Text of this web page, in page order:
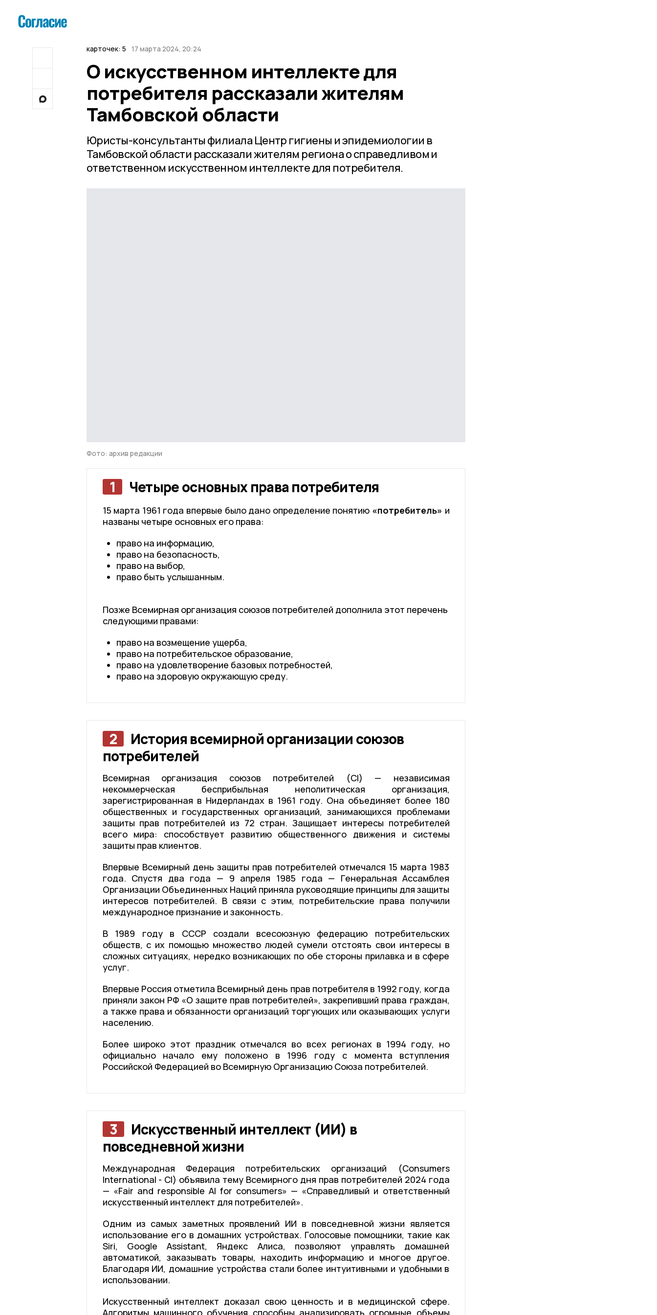
карточек: 5 17 марта 2024, 20:24
О искусственном интеллекте для
потребителя рассказали жителям
Тамбовской области
Юристы-консультанты филиала Центр гигиены и эпидемиологии в
Тамбовской области рассказали жителям региона о справедливом и
ответственном искусственном интеллекте для потребителя.
Фото: архив редакции
1 Четыре основных права потребителя
15 марта 1961 года впервые было дано определение понятию «потребитель» и
названы четыре основных его права:
право на информацию,
право на безопасность,
право на выбор,
право быть услышанным.
Позже Всемирная организация союзов потребителей дополнила этот перечень
следующими правами:
право на возмещение ущерба,
право на потребительское образование,
право на удовлетворение базовых потребностей,
право на здоровую окружающую среду.
2
История всемирной организации союзов
потребителей
Всемирная организация союзов потребителей (CI) — независимая
некоммерческая бесприбыльная неполитическая организация,
зарегистрированная в Нидерландах в 1961 году. Она объединяет более 180
общественных и государственных организаций, занимающихся проблемами
защиты прав потребителей из 72 стран. Защищает интересы потребителей
всего мира: способствует развитию общественного движения и системы
защиты прав клиентов.
Впервые Всемирный день защиты прав потребителей отмечался 15 марта 1983
года. Спустя два года — 9 апреля 1985 года — Генеральная Ассамблея
Организации Объединенных Наций приняла руководящие принципы для защиты
интересов потребителей. В связи с этим, потребительские права получили
международное признание и законность.
В 1989 году в СССР создали всесоюзную федерацию потребительских
обществ, с их помощью множество людей сумели отстоять свои интересы в
сложных ситуациях, нередко возникающих по обе стороны прилавка и в сфере
услуг.
Впервые Россия отметила Всемирный день прав потребителя в 1992 году, когда
приняли закон РФ «О защите прав потребителей», закрепивший права граждан,
а также права и обязанности организаций торгующих или оказывающих услуги
населению.
Более широко этот праздник отмечался во всех регионах в 1994 году, но
официально начало ему положено в 1996 году с момента вступления
Российской Федерацией во Всемирную Организацию Союза потребителей.
3
Искусственный интеллект (ИИ) в
повседневной жизни
Международная Федерация потребительских организаций (Consumers
International - CI) объявила тему Всемирного дня прав потребителей 2024 года
— «Fair and responsible Al for consumers» — «Справедливый и ответственный
искусственный интеллект для потребителей».
Одним из самых заметных проявлений ИИ в повседневной жизни является
использование его в домашних устройствах. Голосовые помощники, такие как
Siri, Google Assistant, Яндекс Алиса, позволяют управлять домашней
автоматикой, заказывать товары, находить информацию и многое другое.
Благодаря ИИ, домашние устройства стали более интуитивными и удобными в
использовании.
Искусственный интеллект доказал свою ценность и в медицинской сфере.
Алгоритмы машинного обучения способны анализировать огромные объемы